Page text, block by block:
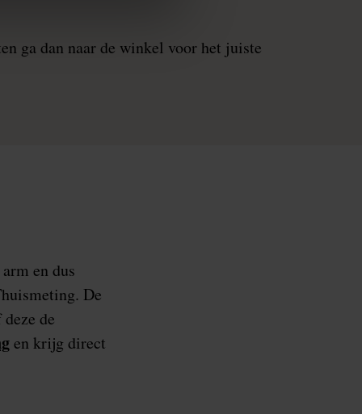
ga dan naar de winkel voor het juiste
en dus
De
de
en krijg direct